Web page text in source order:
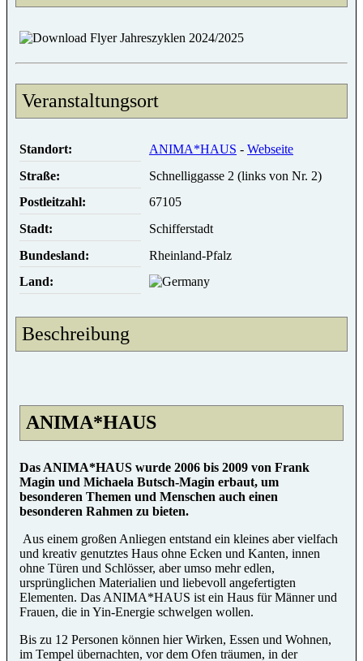
Flyer Jahreszyklen 2024/2025
Veranstaltungsort
Standort: ANIMA*HAUS - Webseite
Straße:
Schnelliggasse 2 (links von Nr. 2)
Postleitzahl:
67105
Stadt:
Schifferstadt
Bundesland:
Rheinland-Pfalz
Land:
Beschreibung
ANIMA*HAUS
Das ANIMA*HAUS wurde 2006 bis 2009 von Frank
Magin und Michaela Butsch-Magin erbaut, um
besonderen Themen und Menschen auch einen
besonderen Rahmen zu bieten.
Aus einem großen Anliegen entstand ein kleines aber vielfach
und kreativ genutztes Haus ohne Ecken und Kanten, innen
ohne Türen und Schlösser, aber umso mehr edlen,
ursprünglichen Materialien und liebevoll angefertigten
Elementen. Das ANIMA*HAUS ist ein Haus für Männer und
Frauen, die in Yin-Energie schwelgen wollen.
Bis zu 12 Personen können hier Wirken, Essen und Wohnen,
im Tempel übernachten, vor dem Ofen träumen, in der